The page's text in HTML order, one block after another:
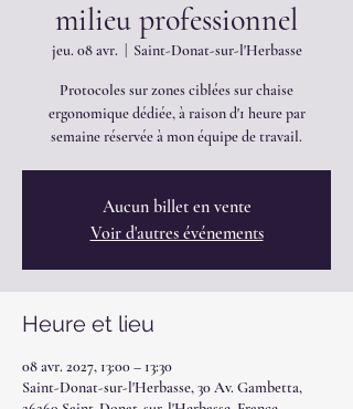
milieu professionnel
jeu. 08 avr. Saint-Donat-sur-l'Herbasse
Protocoles sur zones ciblées sur chaise
ergonomique dédiée, à raison d'1 heure par
semaine réservée à mon équipe de travail.
Aucun billet en vente
Voir d'autres événements
Heure et lieu
08 avr. 2027, 13:00 – 13:30
Saint-Donat-sur-l'Herbasse, 30 Av. Gambetta,